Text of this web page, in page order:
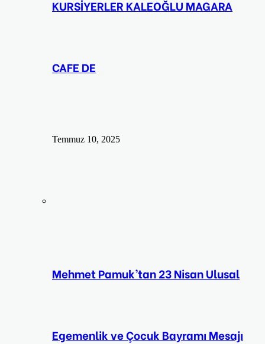
KURSİYERLER KALEOĞLU MAGARA
CAFE DE
Temmuz 10, 2025
Mehmet Pamuk’tan 23 Nisan Ulusal
Egemenlik ve Çocuk Bayramı Mesajı